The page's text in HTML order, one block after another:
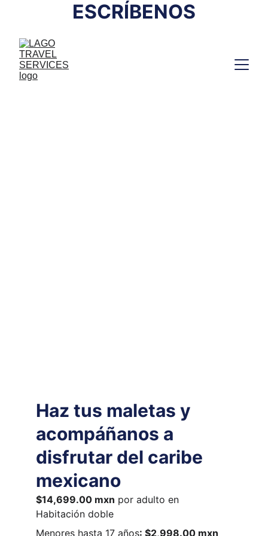
ESCRÍBENOS
Haz tus maletas y
acompáñanos a
disfrutar del caribe
mexicano
$14,699.00 mxn por adulto en
Habitación doble
Menores hasta 17 años: $2,998.00 mxn